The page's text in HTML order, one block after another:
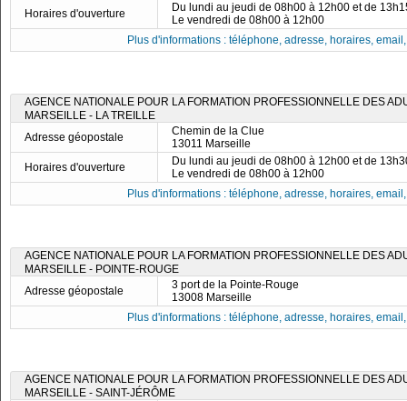
Horaires d'ouverture
Du lundi au jeudi de 08h00 à 12h00 et de
Le vendredi de 08h00 à 12h00
Plus d'informations : téléphone, adresse, horaires,
AGENCE NATIONALE POUR LA FORMATION PROFESSIONNELLE DES
MARSEILLE - LA TREILLE
Adresse géopostale
Chemin de la Clue
13011 Marseille
Horaires d'ouverture
Du lundi au jeudi de 08h00 à 12h00 et de
Le vendredi de 08h00 à 12h00
Plus d'informations : téléphone, adresse, horaires,
AGENCE NATIONALE POUR LA FORMATION PROFESSIONNELLE DES
MARSEILLE - POINTE-ROUGE
Adresse géopostale
3 port de la Pointe-Rouge
13008 Marseille
Plus d'informations : téléphone, adresse, horaires,
AGENCE NATIONALE POUR LA FORMATION PROFESSIONNELLE DES
MARSEILLE - SAINT-JÉRÔME